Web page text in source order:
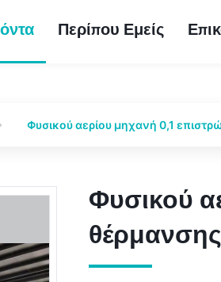
Περίπου Εμείς
Φυσικού αερίου μηχανή 0,1
Φυσικού
Φυσικού